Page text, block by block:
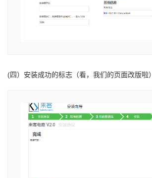
(四）安装成功的标志（看，我们的页面改版啦）